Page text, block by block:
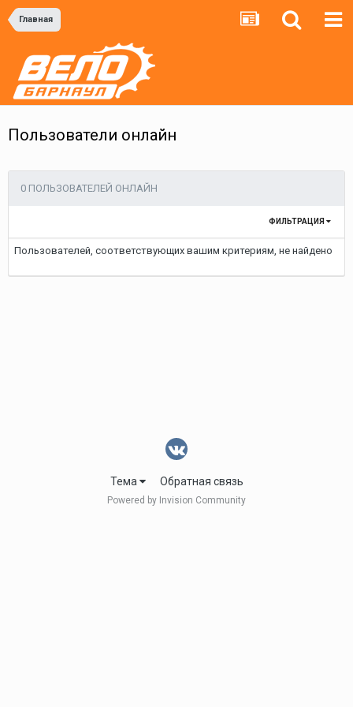
Главная
Пользователи онлайн
0 ПОЛЬЗОВАТЕЛЕЙ ОНЛАЙН
ФИЛЬТРАЦИЯ
Пользователей, соответствующих вашим критериям, не найдено
Тема Обратная связь
Powered by Invision Community